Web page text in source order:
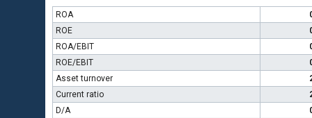
ROA
ROE
ROA/EBIT
ROE/EBIT
Asset turnover
Current ratio
D/A